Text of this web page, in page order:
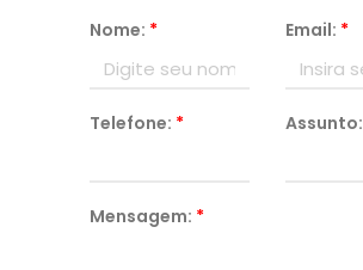
Nome: * Email: *
Telefone: * Assunto:
Mensagem: *